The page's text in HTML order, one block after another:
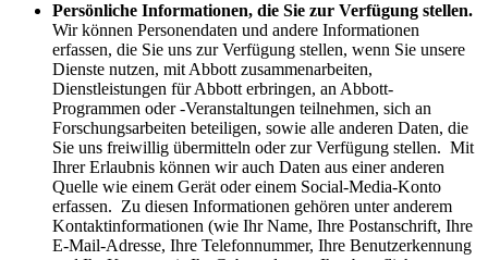
Persönliche Informationen, die Sie zur Verfügung stellen.
Wir können Personendaten und andere Informationen
erfassen, die Sie uns zur Verfügung stellen, wenn Sie unsere
Dienste nutzen, mit Abbott zusammenarbeiten,
Dienstleistungen für Abbott erbringen, an Abbott-
Programmen oder -Veranstaltungen teilnehmen, sich an
Forschungsarbeiten beteiligen, sowie alle anderen Daten, die
Sie uns freiwillig übermitteln oder zur Verfügung stellen. Mit
Ihrer Erlaubnis können wir auch Daten aus einer anderen
Quelle wie einem Gerät oder einem Social-Media-Konto
erfassen. Zu diesen Informationen gehören unter anderem
Kontaktinformationen (wie Ihr Name, Ihre Postanschrift, Ihre
E-Mail-Adresse, Ihre Telefonnummer, Ihre Benutzerkennung